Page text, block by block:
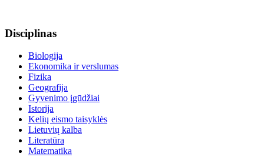
Disciplinas
Biologija
Ekonomika ir verslumas
Fizika
Geografija
Gyvenimo įgūdžiai
Istorija
Kelių eismo taisyklės
Lietuvių kalba
Literatūra
Matematika